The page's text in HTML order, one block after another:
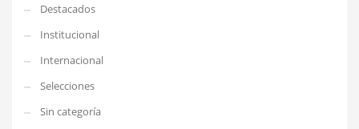
Destacados
Institucional
Internacional
Selecciones
Sin categoría